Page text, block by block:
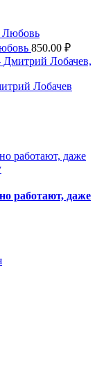
850.00 ₽
Лобачев
работают, даже